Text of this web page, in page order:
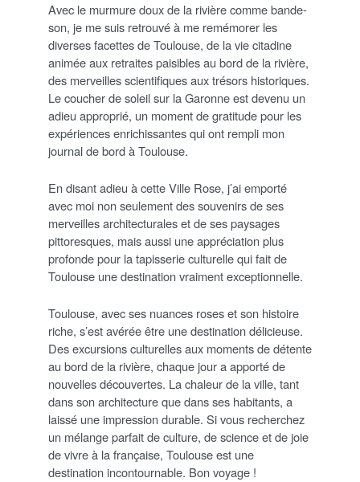
Avec le murmure doux de la rivière comme bande-
son, je me suis retrouvé à me remémorer les
diverses facettes de Toulouse, de la vie citadine
animée aux retraites paisibles au bord de la rivière,
des merveilles scientifiques aux trésors historiques.
Le coucher de soleil sur la Garonne est devenu un
adieu approprié, un moment de gratitude pour les
expériences enrichissantes qui ont rempli mon
journal de bord à Toulouse.
En disant adieu à cette Ville Rose, j’ai emporté
avec moi non seulement des souvenirs de ses
merveilles architecturales et de ses paysages
pittoresques, mais aussi une appréciation plus
profonde pour la tapisserie culturelle qui fait de
Toulouse une destination vraiment exceptionnelle.
Toulouse, avec ses nuances roses et son histoire
riche, s’est avérée être une destination délicieuse.
Des excursions culturelles aux moments de détente
au bord de la rivière, chaque jour a apporté de
nouvelles découvertes. La chaleur de la ville, tant
dans son architecture que dans ses habitants, a
laissé une impression durable. Si vous recherchez
un mélange parfait de culture, de science et de joie
de vivre à la française, Toulouse est une
destination incontournable. Bon voyage !